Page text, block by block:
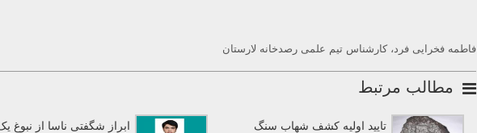
فاطمه فخرایی فرد، کارشناس تیم علمی رصدخانه لارستان
مطالب مرتبط
تایید اولیه کشف شهاب سنگ
ابراز شگفتی ناسا از نبوغ